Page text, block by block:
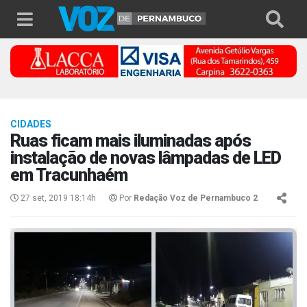
CIDADES
Ruas ficam mais iluminadas após
instalação de novas lâmpadas de LED
em Tracunhaém
27 set, 2019 18:14h Por Redação Voz de Pernambuco 2